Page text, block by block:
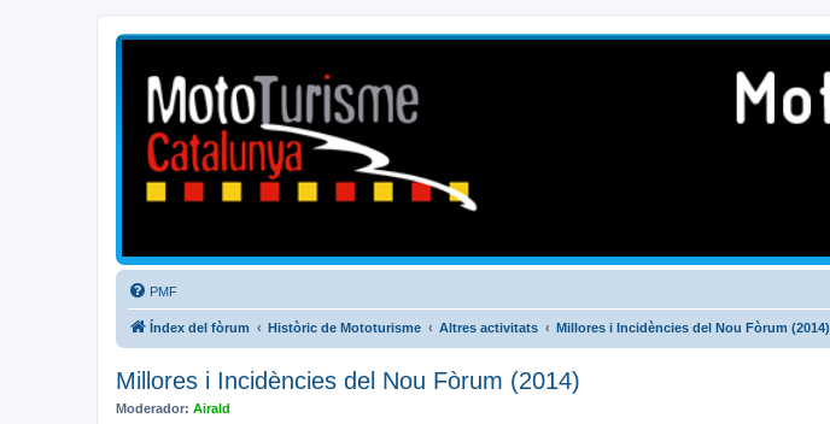
Mototurisme
Turisme en moto en català
PMF
Índex del fòrum Històric de Mototurisme Altres activitats Millores i Incidències del Nou Fòrum (2014)
Millores i Incidències del Nou Fòrum (2014)
Moderador: Airald